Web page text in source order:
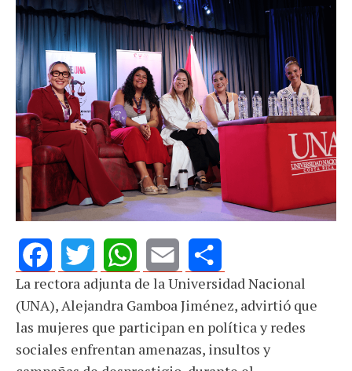
FacebookTwitterWhatsApp
Email Share
La rectora adjunta de la Universidad Nacional
(UNA), Alejandra Gamboa Jiménez, advirtió que
las mujeres que participan en política y redes
sociales enfrentan amenazas, insultos y